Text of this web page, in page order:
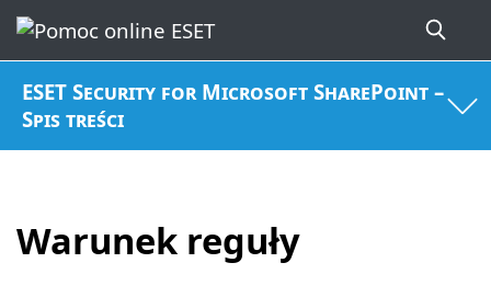
ESET Security for Microsoft SharePoint –
Spis treści
Warunek reguły